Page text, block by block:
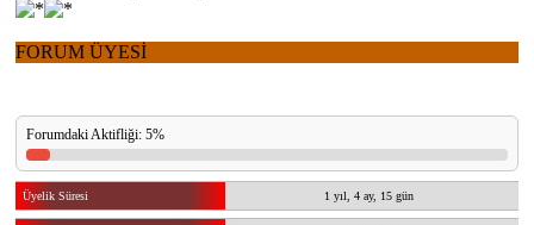
FORUM ÜYESİ
Forumdaki Aktifliği: 5%
Üyelik Süresi 1 yıl, 4 ay, 15 gün